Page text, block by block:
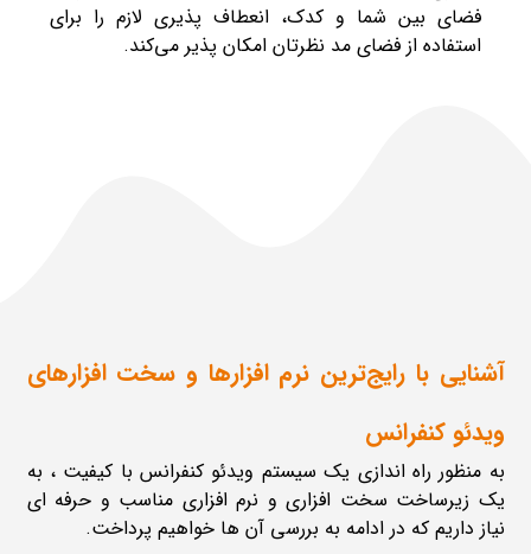
فضای بین شما و کدک، انعطاف پذیری لازم را برای
استفاده از فضای مد نظرتان امکان پذیر می‌کند.
آشنایی با رایج‌ترین نرم افزارها و سخت افزارهای
ویدئو کنفرانس
به منظور راه اندازی یک سیستم ویدئو کنفرانس با کیفیت ، به
یک زیرساخت سخت افزاری و نرم افزاری مناسب و حرفه ای
نیاز داریم که در ادامه به بررسی آن ها خواهیم پرداخت.